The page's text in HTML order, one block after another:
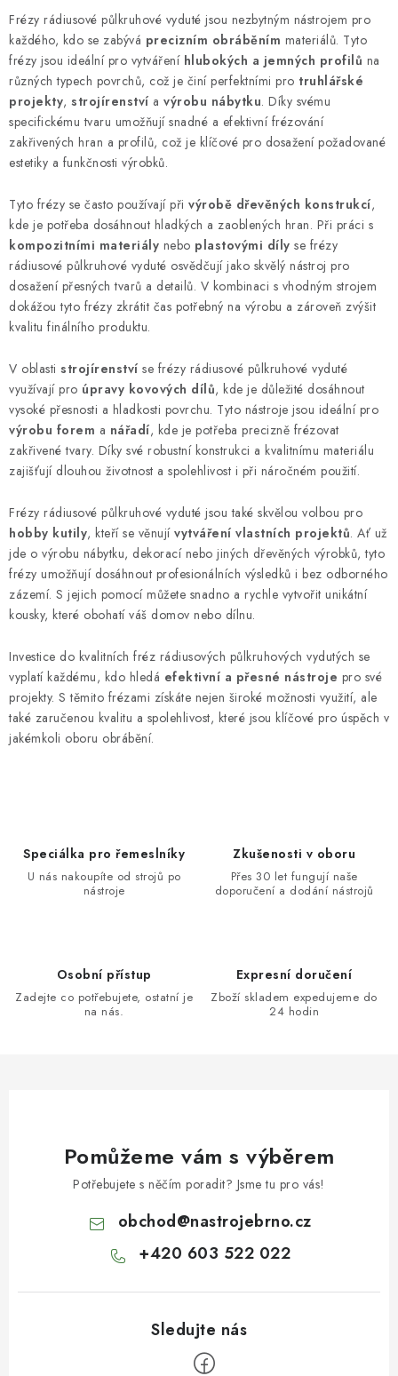
v
l
á
d
a
c
í
p
r
v
k
y
v
ý
p
i
s
u
Frézy rádiusové půlkruhové vyduté jsou nezbytným nástrojem pro
každého, kdo se zabývá precizním obráběním materiálů. Tyto
frézy jsou ideální pro vytváření hlubokých a jemných profilů na
různých typech povrchů, což je činí perfektními pro truhlářské
projekty, strojírenství a výrobu nábytku. Díky svému
specifickému tvaru umožňují snadné a efektivní frézování
zakřivených hran a profilů, což je klíčové pro dosažení požadované
estetiky a funkčnosti výrobků.
Tyto frézy se často používají při výrobě dřevěných konstrukcí,
kde je potřeba dosáhnout hladkých a zaoblených hran. Při práci s
kompozitními materiály nebo plastovými díly se frézy
rádiusové půlkruhové vyduté osvědčují jako skvělý nástroj pro
dosažení přesných tvarů a detailů. V kombinaci s vhodným strojem
dokážou tyto frézy zkrátit čas potřebný na výrobu a zároveň zvýšit
kvalitu finálního produktu.
V oblasti strojírenství se frézy rádiusové půlkruhové vyduté
využívají pro úpravy kovových dílů, kde je důležité dosáhnout
vysoké přesnosti a hladkosti povrchu. Tyto nástroje jsou ideální pro
výrobu forem a nářadí, kde je potřeba precizně frézovat
zakřivené tvary. Díky své robustní konstrukci a kvalitnímu materiálu
zajišťují dlouhou životnost a spolehlivost i při náročném použití.
Frézy rádiusové půlkruhové vyduté jsou také skvělou volbou pro
hobby kutily, kteří se věnují vytváření vlastních projektů. Ať už
jde o výrobu nábytku, dekorací nebo jiných dřevěných výrobků, tyto
frézy umožňují dosáhnout profesionálních výsledků i bez odborného
zázemí. S jejich pomocí můžete snadno a rychle vytvořit unikátní
kousky, které obohatí váš domov nebo dílnu.
Investice do kvalitních fréz rádiusových půlkruhových vydutých se
vyplatí každému, kdo hledá efektivní a přesné nástroje pro své
projekty. S těmito frézami získáte nejen široké možnosti využití, ale
také zaručenou kvalitu a spolehlivost, které jsou klíčové pro úspěch v
jakémkoli oboru obrábění.
Speciálka pro řemeslníky
U nás nakoupíte od strojů po
nástroje
Zkušenosti v oboru
Přes 30 let fungují naše
doporučení a dodání nástrojů
Osobní přístup
Zadejte co potřebujete, ostatní je
na nás.
Expresní doručení
Zboží skladem expedujeme do
24 hodin
Pomůžeme vám s výběrem
Potřebujete s něčím poradit? Jsme tu pro vás!
obchod@nastrojebrno.cz
+420 603 522 022